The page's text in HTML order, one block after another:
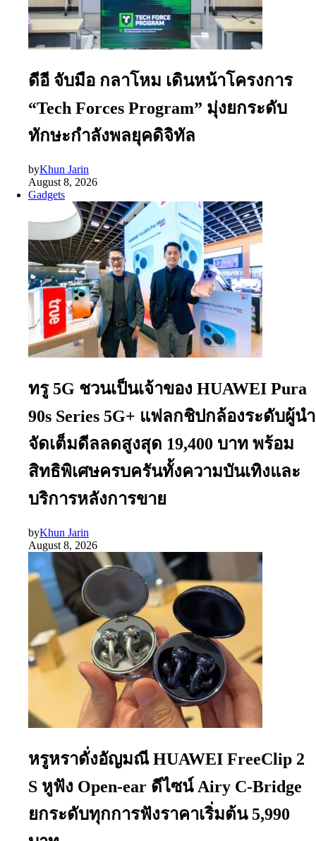
ดีอี จับมือ กลาโหม เดินหน้าโครงการ
“Tech Forces Program” มุ่งยกระดับ
ทักษะกำลังพลยุคดิจิทัล
byKhun Jarin
August 8, 2026
Gadgets
ทรู 5G ชวนเป็นเจ้าของ HUAWEI Pura
90s Series 5G+ แฟลกชิปกล้องระดับผู้นำ
จัดเต็มดีลลดสูงสุด 19,400 บาท พร้อม
สิทธิพิเศษครบครันทั้งความบันเทิงและ
บริการหลังการขาย
byKhun Jarin
August 8, 2026
หรูหราดั่งอัญมณี HUAWEI FreeClip 2
S หูฟัง Open-ear ดีไซน์ Airy C-Bridge
ยกระดับทุกการฟังราคาเริ่มต้น 5,990